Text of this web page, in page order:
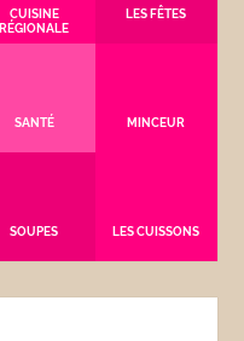
CUISINE
RÉGIONALE
LES FÊTES
SANTÉ MINCEUR
SOUPES LES CUISSONS